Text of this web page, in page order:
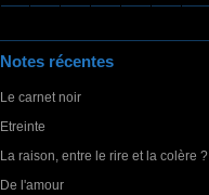
Notes récentes
Le carnet noir
Etreinte
La raison, entre le rire et la colère ?
De l'amour